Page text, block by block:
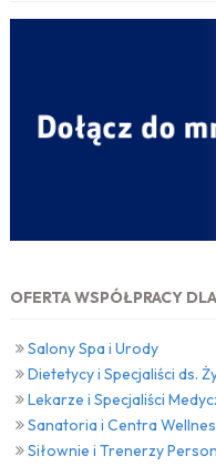
OFERTA WSPÓŁPRACY
Salony Spa i Urody
Dietetycy i Specjaliści ds.
Lekarze i Specjaliści
Sanatoria i Centra
Siłownie i Trenerzy